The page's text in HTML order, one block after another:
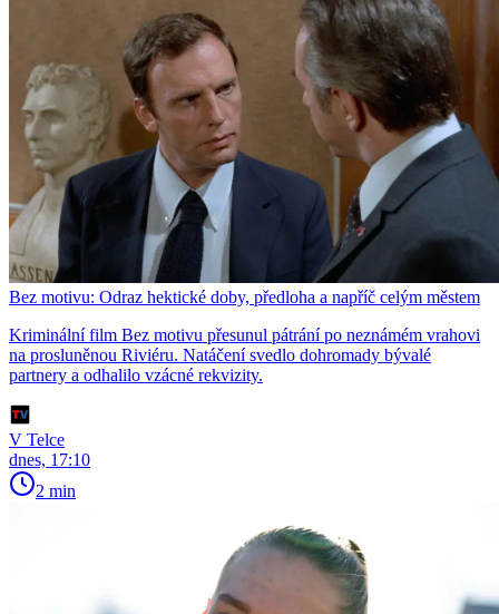
Bez motivu: Odraz hektické doby, předloha a napříč celým městem
Kriminální film Bez motivu přesunul pátrání po neznámém vrahovi
na prosluněnou Riviéru. Natáčení svedlo dohromady bývalé
partnery a odhalilo vzácné rekvizity.
V Telce
dnes, 17:10
2 min